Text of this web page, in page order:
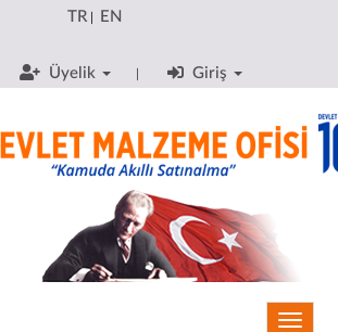
TR| EN
Üyelik Giriş